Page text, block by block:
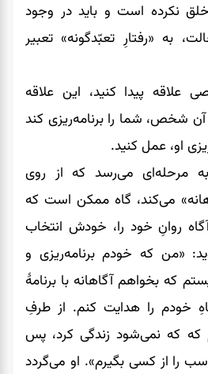
خلق نکرده است و باید در وجود
به «رفتارِ تعبّد‌گونه» تعبیر
علاقه پیدا کنید، این علاقه
شخص، شما را برنامه‌ریزی کند
او، عمل کنید.
مرحله‌ای می‌رسد که از روی
می‌کند، گاه ممکن است که
روانِ خود را، خودش انتخاب
«من که خودم برنامه‌ریزی و
که بخواهم آگاهانه با برنامۀ
خودم را هدایت کنم. از طرفِ
که که نمی‌شود زندگی کرد، پس
را از کسی بگیرم». او می‌گردد